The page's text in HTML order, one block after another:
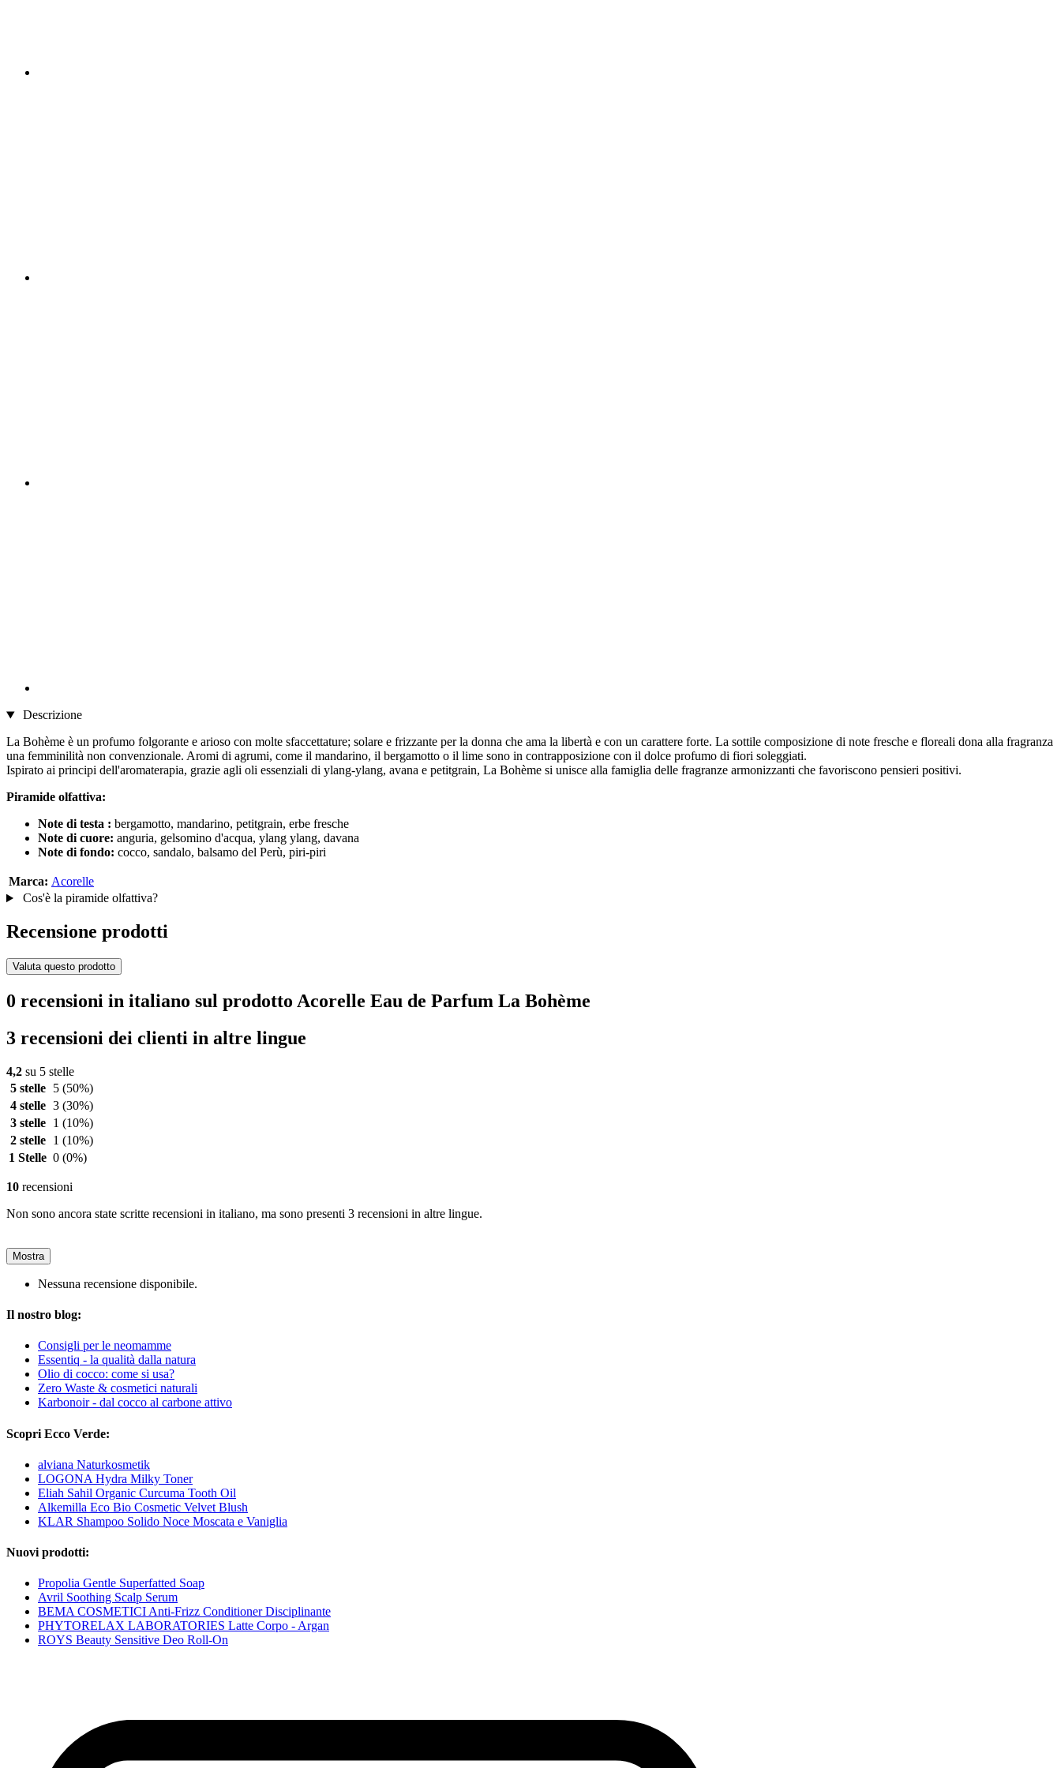
Descrizione
La Bohème è un profumo folgorante e arioso con molte sfaccettature; solare e frizzante per la donna che ama la libertà e con un carattere forte. La sottile composizione di note fresche e floreali dona alla fragranza
una femminilità non convenzionale. Aromi di agrumi, come il mandarino, il bergamotto o il lime sono in contrapposizione con il dolce profumo di fiori soleggiati.
Ispirato ai principi dell'aromaterapia, grazie agli oli essenziali di ylang-ylang, avana e petitgrain, La Bohème si unisce alla famiglia delle fragranze armonizzanti che favoriscono pensieri positivi.
Piramide olfattiva:
Note di testa : bergamotto, mandarino, petitgrain, erbe fresche
Note di cuore: anguria, gelsomino d'acqua, ylang ylang, davana
Note di fondo: cocco, sandalo, balsamo del Perù, piri-piri
Marca: Acorelle
Cos'è la piramide olfattiva?
Recensione prodotti
Valuta questo prodotto
0 recensioni in italiano sul prodotto Acorelle Eau de Parfum La Bohème
3 recensioni dei clienti in altre lingue
4,2 su 5 stelle
5 stelle
5 (50%)
4 stelle 3 (30%)
3 stelle
1 (10%)
2 stelle
1 (10%)
1 Stelle 0 (0%)
10 recensioni
Non sono ancora state scritte recensioni in italiano, ma sono presenti 3 recensioni in altre lingue.
Mostra
Nessuna recensione disponibile.
Il nostro blog:
Consigli per le neomamme
Essentiq - la qualità dalla natura
Olio di cocco: come si usa?
Zero Waste & cosmetici naturali
Karbonoir - dal cocco al carbone attivo
Scopri Ecco Verde:
alviana Naturkosmetik
LOGONA Hydra Milky Toner
Eliah Sahil Organic Curcuma Tooth Oil
Alkemilla Eco Bio Cosmetic Velvet Blush
KLAR Shampoo Solido Noce Moscata e Vaniglia
Nuovi prodotti:
Propolia Gentle Superfatted Soap
Avril Soothing Scalp Serum
BEMA COSMETICI Anti-Frizz Conditioner Disciplinante
PHYTORELAX LABORATORIES Latte Corpo - Argan
ROYS Beauty Sensitive Deo Roll-On